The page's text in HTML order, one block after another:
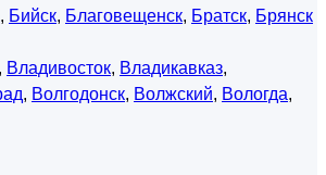
, Бийск, Благовещенск, Братск, Брянск
, Владивосток, Владикавказ,
, Волгодонск, Волжский, Вологда,